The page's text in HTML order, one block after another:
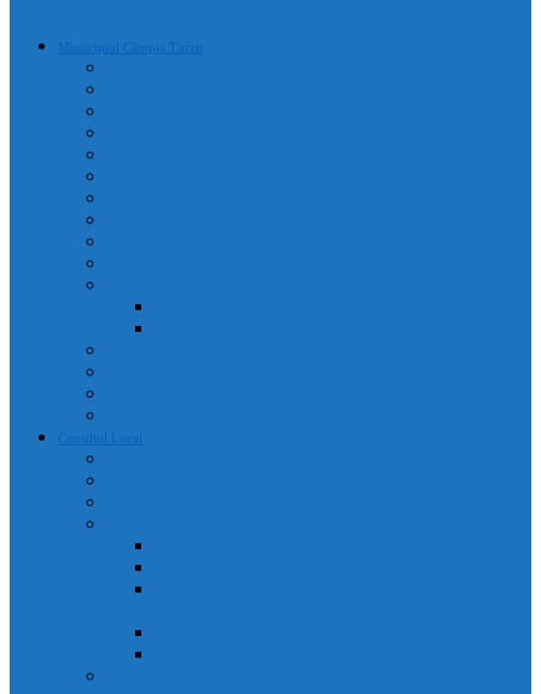
Municipiul Câmpia Turzii
Consiliul Local